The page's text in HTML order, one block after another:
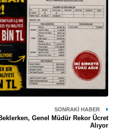
SONRAKI HABER
Genel Müdür Rekor Ücret
Alıyor